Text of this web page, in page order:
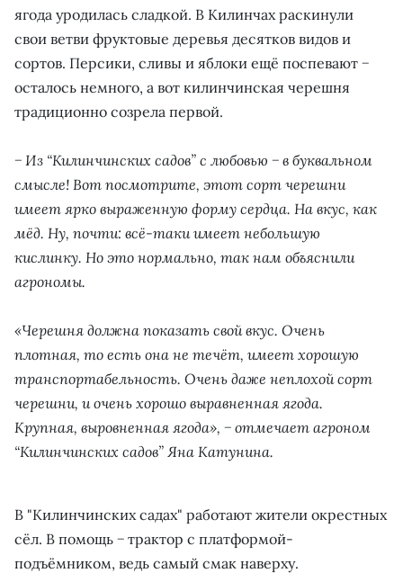
ягода уродилась сладкой. В Килинчах раскинули
свои ветви фруктовые деревья десятков видов и
сортов. Персики, сливы и яблоки ещё поспевают −
осталось немного, а вот килинчинская черешня
традиционно созрела первой.
− Из “Килинчинских садов” с любовью − в буквальном
смысле! Вот посмотрите, этот сорт черешни
имеет ярко выраженную форму сердца. На вкус, как
мёд. Ну, почти: всё-таки имеет небольшую
кислинку. Но это нормально, так нам объяснили
агрономы.
«Черешня должна показать свой вкус. Очень
плотная, то есть она не течёт, имеет хорошую
транспортабельность. Очень даже неплохой сорт
черешни, и очень хорошо выравненная ягода.
Крупная, выровненная ягода», − отмечает агроном
“Килинчинских садов” Яна Катунина.
В "Килинчинских садах" работают жители окрестных
сёл. В помощь − трактор с платформой-
подъёмником, ведь самый смак наверху.